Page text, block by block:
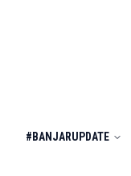
#BANJARUPDATE